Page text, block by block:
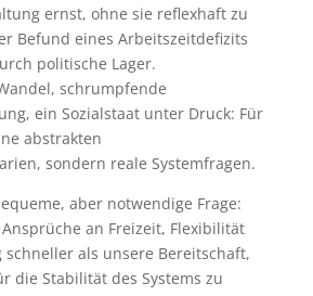
ernst, ohne sie reflexhaft zu
Befund eines Arbeitszeitdefizits
politische Lager.
schrumpfende
ein Sozialstaat unter Druck: Für
abstrakten
sondern reale Systemfragen.
aber notwendige Frage:
an Freizeit, Flexibilität
als unsere Bereitschaft,
die Stabilität des Systems zu